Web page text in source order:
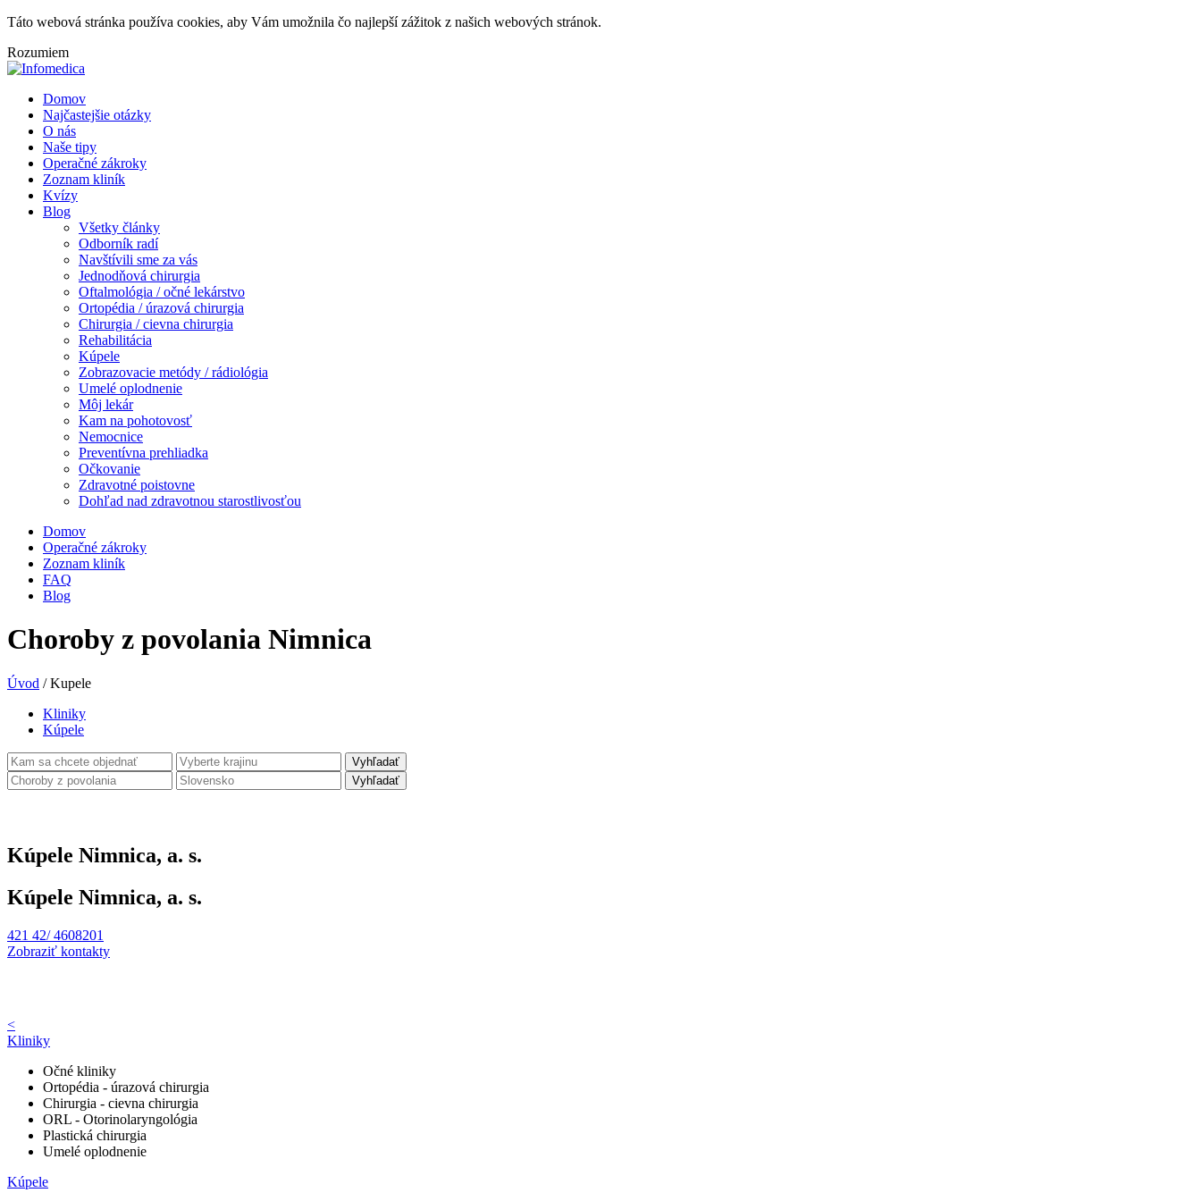
Táto webová stránka používa cookies, aby Vám umožnila čo najlepší zážitok z našich webových stránok.
Rozumiem
Domov
Najčastejšie otázky
O nás
Naše tipy
Operačné zákroky
Zoznam kliník
Kvízy
Blog
Všetky články
Odborník radí
Navštívili sme za vás
Jednodňová chirurgia
Oftalmológia / očné lekárstvo
Ortopédia / úrazová chirurgia
Chirurgia / cievna chirurgia
Rehabilitácia
Kúpele
Zobrazovacie metódy / rádiológia
Umelé oplodnenie
Môj lekár
Kam na pohotovosť
Nemocnice
Preventívna prehliadka
Očkovanie
Zdravotné poistovne
Dohľad nad zdravotnou starostlivosťou
Domov
Operačné zákroky
Zoznam kliník
FAQ
Blog
Choroby z povolania Nimnica
Úvod /Kupele
Kliniky
Kúpele
Vyhľadať
Vyhľadať
Kúpele Nimnica, a. s.
Kúpele Nimnica, a. s.
421 42/ 4608201
Zobraziť kontakty
<
Kliniky
Očné kliniky
Ortopédia - úrazová chirurgia
Chirurgia - cievna chirurgia
ORL - Otorinolaryngológia
Plastická chirurgia
Umelé oplodnenie
Kúpele